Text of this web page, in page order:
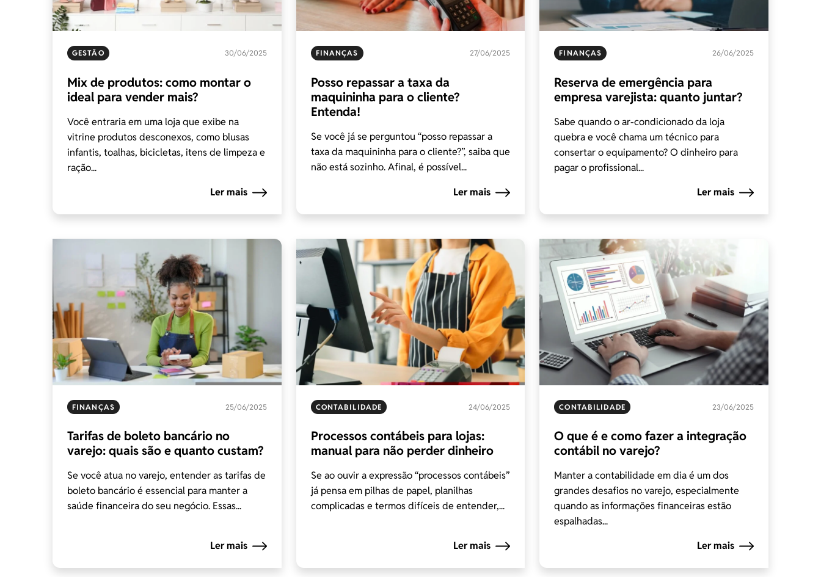
GESTÃO 30/06/2025
Mix de produtos: como montar o
ideal para vender mais?
Você entraria em uma loja que exibe na
vitrine produtos desconexos, como blusas
infantis, toalhas, bicicletas, itens de limpeza e
ração...
Ler mais
FINANÇAS 27/06/2025
Posso repassar a taxa da
maquininha para o cliente?
Entenda!
Se você já se perguntou “posso repassar a
taxa da maquininha para o cliente?”, saiba que
não está sozinho. Afinal, é possível...
Ler mais
FINANÇAS 26/06/2025
Reserva de emergência para
empresa varejista: quanto juntar?
Sabe quando o ar-condicionado da loja
quebra e você chama um técnico para
consertar o equipamento? O dinheiro para
pagar o profissional...
Ler mais
FINANÇAS 25/06/2025
Tarifas de boleto bancário no
varejo: quais são e quanto custam?
Se você atua no varejo, entender as tarifas de
boleto bancário é essencial para manter a
saúde financeira do seu negócio. Essas...
Ler mais
CONTABILIDADE 24/06/2025
Processos contábeis para lojas:
manual para não perder dinheiro
Se ao ouvir a expressão “processos contábeis”
já pensa em pilhas de papel, planilhas
complicadas e termos difíceis de entender,...
Ler mais
CONTABILIDADE 23/06/2025
O que é e como fazer a integração
contábil no varejo?
Manter a contabilidade em dia é um dos
grandes desafios no varejo, especialmente
quando as informações financeiras estão
espalhadas...
Ler mais